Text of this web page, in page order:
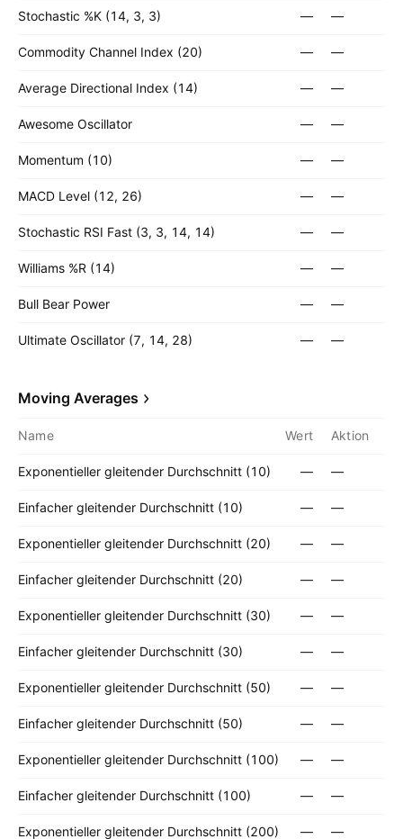
Stochastic %K (14, 3, 3) — —
Commodity Channel Index (20) — —
Average Directional Index (14) — —
Awesome Oscillator — —
Momentum (10) — —
MACD Level (12, 26) — —
Stochastic RSI Fast (3, 3, 14, 14) — —
Williams %R (14) — —
Bull Bear Power — —
Ultimate Oscillator (7, 14, 28) — —
Moving Averages
Name Wert Aktion
Exponentieller gleitender Durchschnitt (10) — —
Einfacher gleitender Durchschnitt (10) — —
Exponentieller gleitender Durchschnitt (20) — —
Einfacher gleitender Durchschnitt (20) — —
Exponentieller gleitender Durchschnitt (30) — —
Einfacher gleitender Durchschnitt (30) — —
Exponentieller gleitender Durchschnitt (50) — —
Einfacher gleitender Durchschnitt (50) — —
Exponentieller gleitender Durchschnitt (100) — —
Einfacher gleitender Durchschnitt (100) — —
Exponentieller gleitender Durchschnitt (200) — —